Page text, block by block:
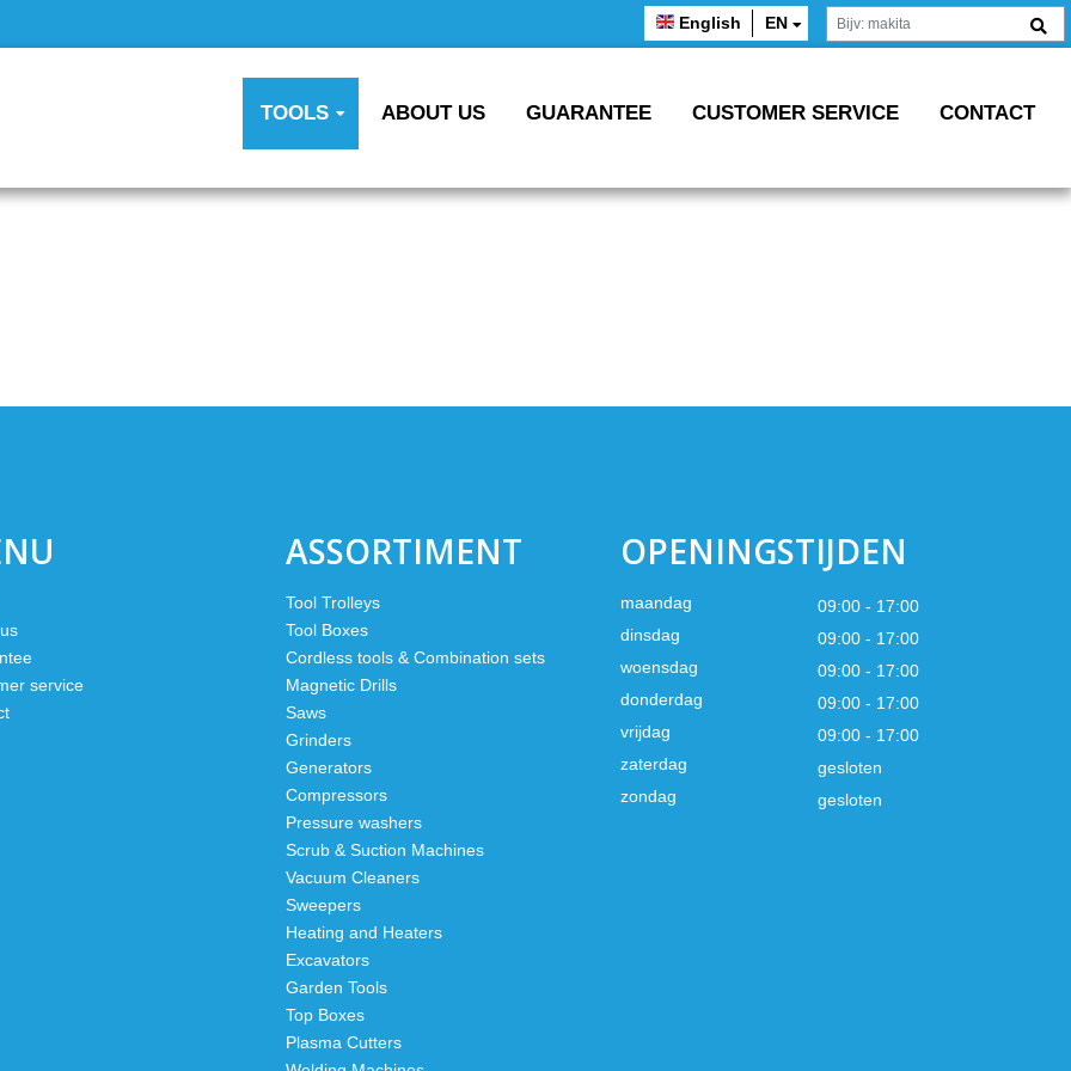
English EN
TOOLS ABOUT US GUARANTEE CUSTOMER SERVICE CONTACT
service
ASSORTIMENT
Tool Trolleys
Tool Boxes
Cordless tools & Combination sets
Magnetic Drills
Saws
Grinders
Generators
Compressors
Pressure washers
Scrub & Suction Machines
Vacuum Cleaners
Sweepers
Heating and Heaters
Excavators
Garden Tools
Top Boxes
Plasma Cutters
OPENINGSTIJDEN
maandag
09:00 - 17:00
dinsdag
09:00 - 17:00
woensdag
09:00 - 17:00
donderdag
09:00 - 17:00
vrijdag
09:00 - 17:00
zaterdag
gesloten
zondag
gesloten